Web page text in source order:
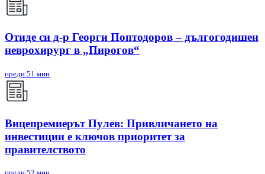
Отиде си д-р Георги Поптодоров – дългогодишен
неврохирург в „Пирогов“
преди 51 мин
Вицепремиерът Пулев: Привличането на
инвестиции е ключов приоритет за
правителството